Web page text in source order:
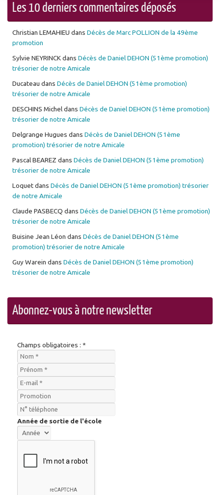
Les 10 derniers commentaires déposés
Christian LEMAHIEU dans Décès de Marc POLLION de la 49ème
promotion
Sylvie NEYRINCKdans Décès de Daniel DEHON (51ème promotion)
trésorier de notre Amicale
Ducateau dans Décès de Daniel DEHON (51ème promotion)
trésorier de notre Amicale
DESCHINS Micheldans Décès de Daniel DEHON (51ème promotion)
trésorier de notre Amicale
Delgrange Hugues dans Décès de Daniel DEHON (51ème
promotion) trésorier de notre Amicale
Pascal BEAREZ dans Décès de Daniel DEHON (51ème promotion)
trésorier de notre Amicale
Loquetdans Décès de Daniel DEHON (51ème promotion) trésorier
de notre Amicale
Claude PASBECQ dans Décès de Daniel DEHON (51ème promotion)
trésorier de notre Amicale
Buisine Jean Léon dans Décès de Daniel DEHON (51ème
promotion) trésorier de notre Amicale
Guy Warein dans Décès de Daniel DEHON (51ème promotion)
trésorier de notre Amicale
Abonnez-vous à notre newsletter
Champs obligatoires : *
Année de sortie de l'école